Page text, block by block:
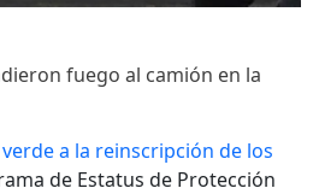
fuego al camión en la
a la reinscripción de los
de Estatus de Protección